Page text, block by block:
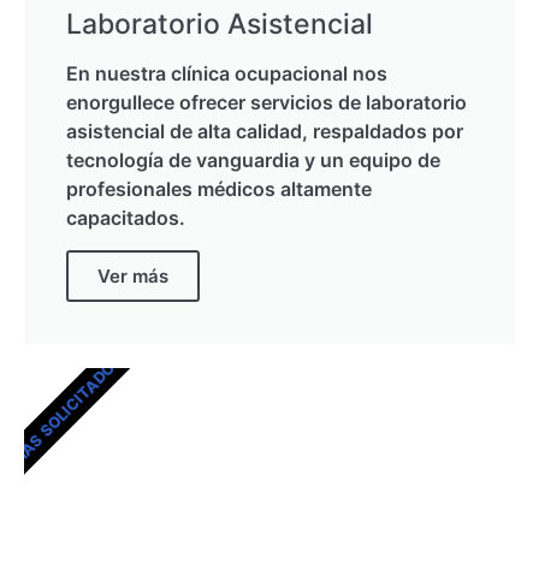
Laboratorio Asistencial
En nuestra clínica ocupacional nos
enorgullece ofrecer servicios de laboratorio
asistencial de alta calidad, respaldados por
tecnología de vanguardia y un equipo de
profesionales médicos altamente
capacitados.
Ver más
MÁS SOLICITADOS